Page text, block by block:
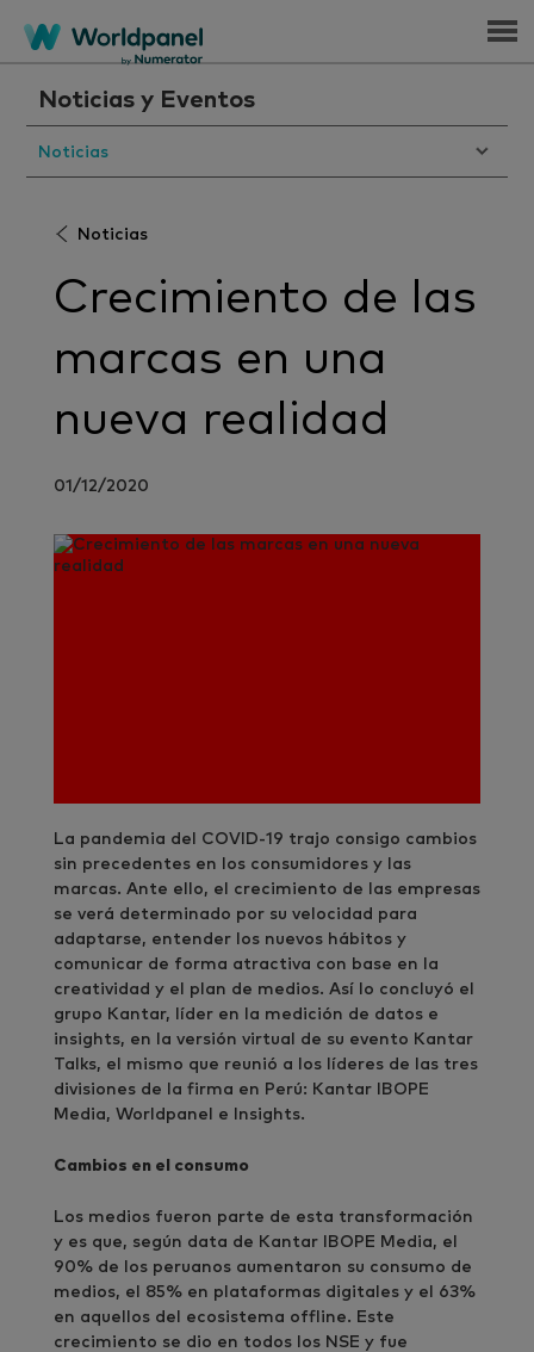
Menu
Noticias y Eventos
Noticias
Noticias
Crecimiento de las
marcas en una
nueva realidad
01/12/2020
La pandemia del COVID-19 trajo consigo cambios
sin precedentes en los consumidores y las
marcas. Ante ello, el crecimiento de las empresas
se verá determinado por su velocidad para
adaptarse, entender los nuevos hábitos y
comunicar de forma atractiva con base en la
creatividad y el plan de medios. Así lo concluyó el
grupo Kantar, líder en la medición de datos e
insights, en la versión virtual de su evento Kantar
Talks, el mismo que reunió a los líderes de las tres
divisiones de la firma en Perú: Kantar IBOPE
Media, Worldpanel e Insights.
Cambios en el consumo
Los medios fueron parte de esta transformación
y es que, según data de Kantar IBOPE Media, el
90% de los peruanos aumentaron su consumo de
medios, el 85% en plataformas digitales y el 63%
en aquellos del ecosistema offline. Este
crecimiento se dio en todos los NSE y fue